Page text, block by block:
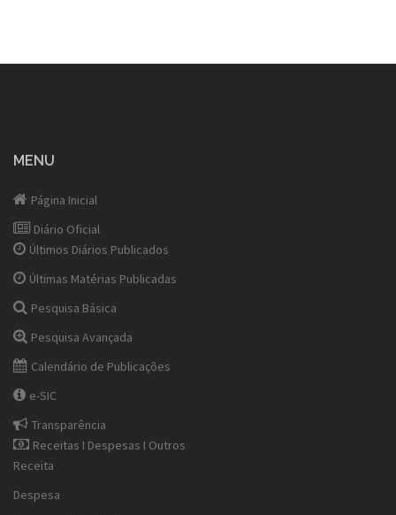
MENU
Página Inicial
Diário Oficial
Últimos Diários Publicados
Últimas Matérias Publicadas
Pesquisa Básica
Pesquisa Avançada
Calendário de Publicações
e-SIC
Transparência
Receitas I Despesas I Outros
Receita
Despesa